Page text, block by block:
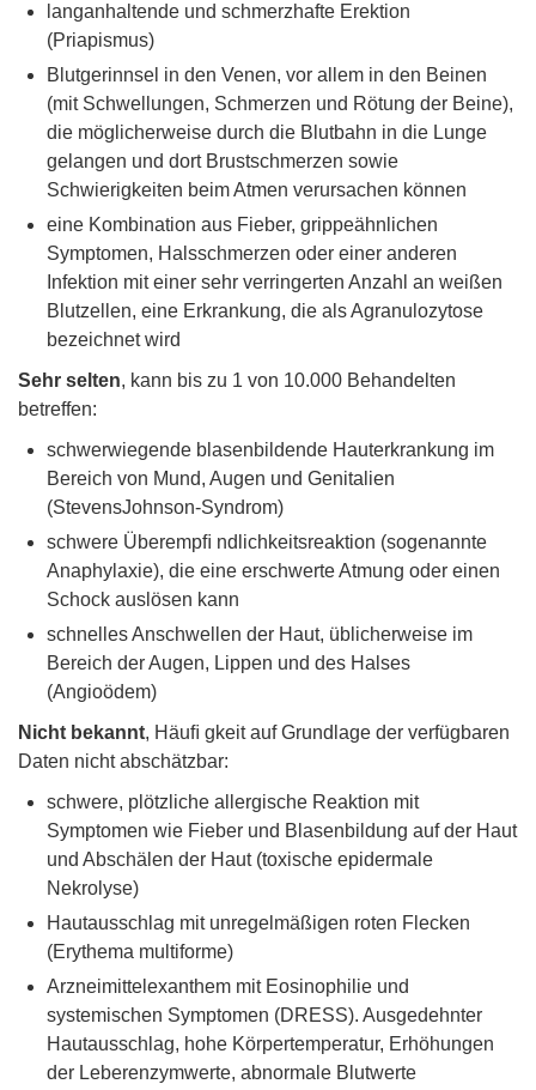
langanhaltende und schmerzhafte Erektion
(Priapismus)
Blutgerinnsel in den Venen, vor allem in den Beinen
(mit Schwellungen, Schmerzen und Rötung der Beine),
die möglicherweise durch die Blutbahn in die Lunge
gelangen und dort Brustschmerzen sowie
Schwierigkeiten beim Atmen verursachen können
eine Kombination aus Fieber, grippeähnlichen
Symptomen, Halsschmerzen oder einer anderen
Infektion mit einer sehr verringerten Anzahl an weißen
Blutzellen, eine Erkrankung, die als Agranulozytose
bezeichnet wird
Sehr selten, kann bis zu 1 von 10.000 Behandelten
betreffen:
schwerwiegende blasenbildende Hauterkrankung im
Bereich von Mund, Augen und Genitalien
(StevensJohnson-Syndrom)
schwere Überempﬁ ndlichkeitsreaktion (sogenannte
Anaphylaxie), die eine erschwerte Atmung oder einen
Schock auslösen kann
schnelles Anschwellen der Haut, üblicherweise im
Bereich der Augen, Lippen und des Halses
(Angioödem)
Nicht bekannt, Häuﬁ gkeit auf Grundlage der verfügbaren
Daten nicht abschätzbar:
schwere, plötzliche allergische Reaktion mit
Symptomen wie Fieber und Blasenbildung auf der Haut
und Abschälen der Haut (toxische epidermale
Nekrolyse)
Hautausschlag mit unregelmäßigen roten Flecken
(Erythema multiforme)
Arzneimittelexanthem mit Eosinophilie und
systemischen Symptomen (DRESS). Ausgedehnter
Hautausschlag, hohe Körpertemperatur, Erhöhungen
der Leberenzymwerte, abnormale Blutwerte